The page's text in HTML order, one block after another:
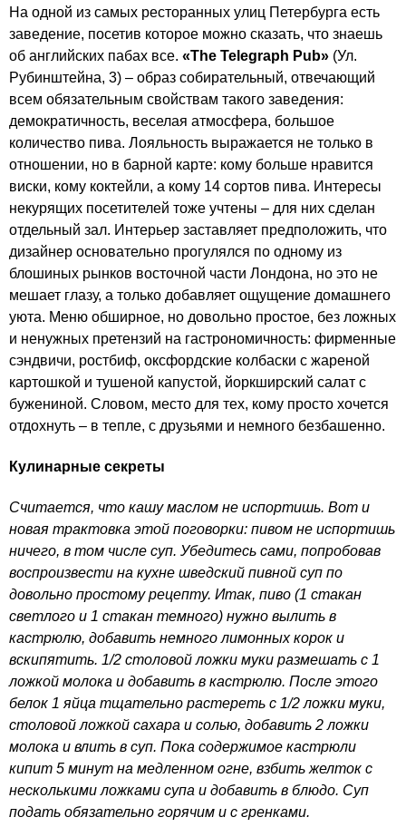
На одной из самых ресторанных улиц Петербурга есть
заведение, посетив которое можно сказать, что знаешь
об английских пабах все. «The Telegraph Pub» (Ул.
Рубинштейна, 3) – образ собирательный, отвечающий
всем обязательным свойствам такого заведения:
демократичность, веселая атмосфера, большое
количество пива. Лояльность выражается не только в
отношении, но в барной карте: кому больше нравится
виски, кому коктейли, а кому 14 сортов пива. Интересы
некурящих посетителей тоже учтены – для них сделан
отдельный зал. Интерьер заставляет предположить, что
дизайнер основательно прогулялся по одному из
блошиных рынков восточной части Лондона, но это не
мешает глазу, а только добавляет ощущение домашнего
уюта. Меню обширное, но довольно простое, без ложных
и ненужных претензий на гастрономичность: фирменные
сэндвичи, ростбиф, оксфордские колбаски с жареной
картошкой и тушеной капустой, йоркширский салат с
бужениной. Словом, место для тех, кому просто хочется
отдохнуть – в тепле, с друзьями и немного безбашенно.
Кулинарные секреты
Считается, что кашу маслом не испортишь. Вот и
новая трактовка этой поговорки: пивом не испортишь
ничего, в том числе суп. Убедитесь сами, попробовав
воспроизвести на кухне шведский пивной суп по
довольно простому рецепту. Итак, пиво (1 стакан
светлого и 1 стакан темного) нужно вылить в
кастрюлю, добавить немного лимонных корок и
вскипятить. 1/2 столовой ложки муки размешать с 1
ложкой молока и добавить в кастрюлю. После этого
белок 1 яйца тщательно растереть с 1/2 ложки муки,
столовой ложкой сахара и солью, добавить 2 ложки
молока и влить в суп. Пока содержимое кастрюли
кипит 5 минут на медленном огне, взбить желток с
несколькими ложками супа и добавить в блюдо. Суп
подать обязательно горячим и с гренками.